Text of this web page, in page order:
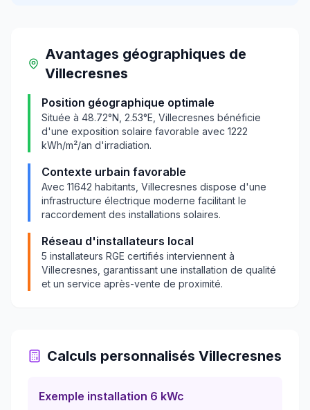
Avantages géographiques de
Villecresnes
Position géographique optimale
Située à 48.72°N, 2.53°E, Villecresnes bénéficie
d'une exposition solaire favorable avec 1222
kWh/m²/an d'irradiation.
Contexte urbain favorable
Avec 11642 habitants, Villecresnes dispose d'une
infrastructure électrique moderne facilitant le
raccordement des installations solaires.
Réseau d'installateurs local
5 installateurs RGE certifiés interviennent à
Villecresnes , garantissant une installation de qualité
et un service après-vente de proximité.
Calculs personnalisés Villecresnes
Exemple installation 6 kWc